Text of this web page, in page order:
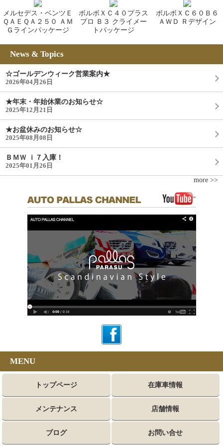
メルセデス・ベンツＥ
ＱＡＥＱＡ２５０ ＡＭ
Ｇラインパッケージ
ボルボＸＣ４０プラス
プロ Ｂ３ クライメー
トパッケージ
ボルボＸＣ６０Ｂ６
ＡＷＤ Ｒデザイン
News & Topics
☆ゴールデンウィーク営業案内★
2026年04月26日
★年末・年始休業のお知らせ☆
2025年12月21日
★お盆休みのお知らせ☆
2025年08月08日
ＢＭＷ ｉ７入庫！
2025年01月26日
more >>
MENU
トップページ 在庫車情報
メンテナンス 店舗情報
ブログ お問い合せ